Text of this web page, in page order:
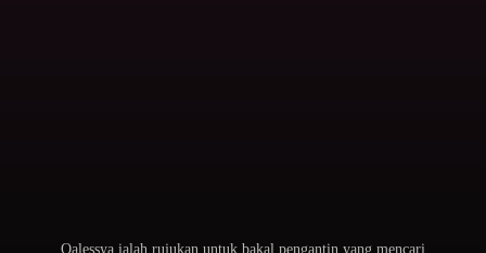
Qalessya ialah rujukan untuk bakal pengantin yang mencari